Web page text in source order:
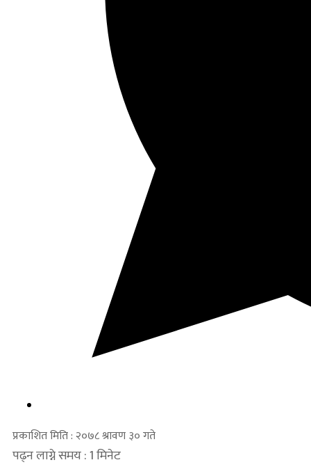
प्रकाशित मिति : २०७८ श्रावण ३० गते
पढ्न लाग्ने समय : 1 मिनेट